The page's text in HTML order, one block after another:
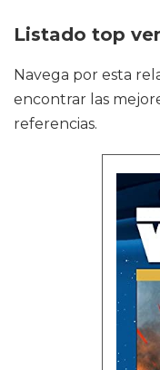
Listado top
Navega por esta
encontrar las
referencias.